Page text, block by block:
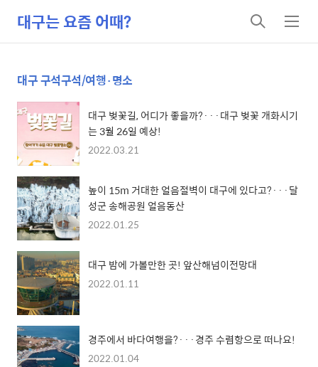
대구는 요즘 어때?
검
색
메
뉴
대구 구석구석/여행·명소
대구 벚꽃길, 어디가 좋을까?···대구 벚꽃 개화시기
는 3월 26일 예상!
2022.03.21
높이 15m 거대한 얼음절벽이 대구에 있다고?···달
성군 송해공원 얼음동산
2022.01.25
대구 밤에 가볼만한 곳! 앞산해넘이전망대
2022.01.11
경주에서 바다여행을?···경주 수렴항으로 떠나요!
2022.01.04